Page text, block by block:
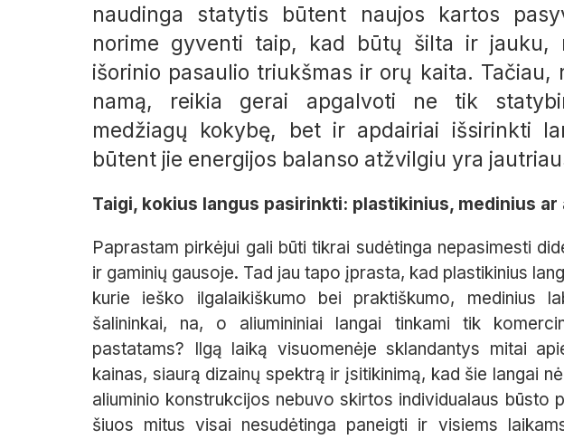
naudinga statytis būtent naujos kartos
norime gyventi taip, kad būtų šilta ir jauku,
išorinio pasaulio triukšmas ir orų kaita. Tačiau,
namą, reikia gerai apgalvoti ne tik
medžiagų kokybę, bet ir apdairiai išsirinkti
būtent jie energijos balanso atžvilgiu yra
Taigi, kokius langus pasirinkti: plastikinius, medinius ar
Paprastam pirkėjui gali būti tikrai sudėtinga nepasimesti
ir gaminių gausoje. Tad jau tapo įprasta, kad plastikinius
kurie ieško ilgalaikiškumo bei praktiškumo, medinius
šalininkai, na, o aliumininiai langai tinkami tik
pastatams? Ilgą laiką visuomenėje sklandantys mitai
kainas, siaurą dizainų spektrą ir įsitikinimą, kad šie langai
aliuminio konstrukcijos nebuvo skirtos individualaus būsto
šiuos mitus visai nesudėtinga paneigti ir visiems